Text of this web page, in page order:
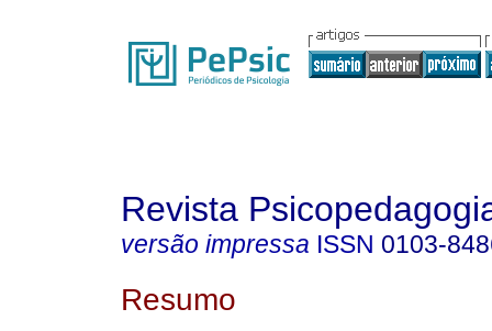
Revista
versão impressa ISSN 0103-
Resumo